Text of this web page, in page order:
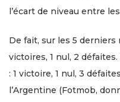
l’écart de niveau entre
De fait, sur les 5 derniers
victoires, 1 nul, 2
: 1 victoire, 1 nul, 3
l’Argentine (Fotmob,